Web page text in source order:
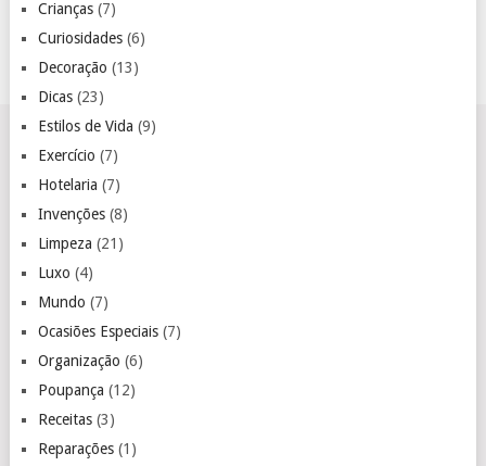
Crianças(7)
Curiosidades(6)
Decoração (13)
Dicas(23)
Estilos de Vida (9)
Exercício (7)
Hotelaria (7)
Invenções(8)
Limpeza (21)
Luxo (4)
Mundo (7)
Ocasiões Especiais(7)
Organização (6)
Poupança (12)
Receitas(3)
Reparações(1)